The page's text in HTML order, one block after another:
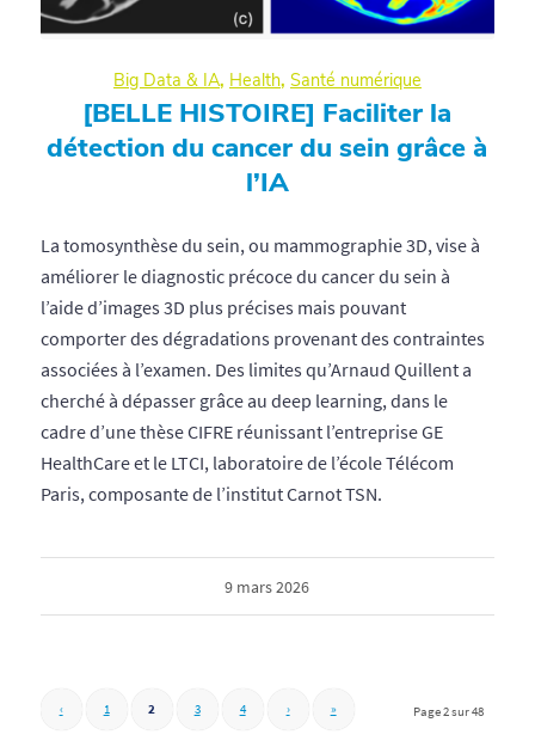
Big Data & IA, Health, Santé numérique
[BELLE HISTOIRE] Faciliter la
détection du cancer du sein grâce à
l’IA
La tomosynthèse du sein, ou mammographie 3D, vise à
améliorer le diagnostic précoce du cancer du sein à
l’aide d’images 3D plus précises mais pouvant
comporter des dégradations provenant des contraintes
associées à l’examen. Des limites qu’Arnaud Quillent a
cherché à dépasser grâce au deep learning, dans le
cadre d’une thèse CIFRE réunissant l’entreprise GE
HealthCare et le LTCI, laboratoire de l’école Télécom
Paris, composante de l’institut Carnot TSN.
9 mars 2026
Page 2 sur 48
‹ 1 2 3 4 › »